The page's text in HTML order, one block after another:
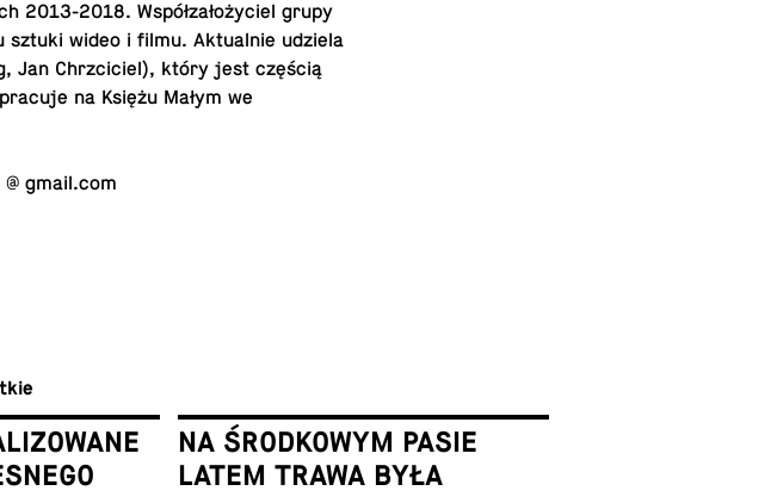
2013-2018. Współ­za­ło­ży­ciel grupy
wideo i filmu. Ak­tu­al­nie udziela
Jan Chrzci­ciel), który jest częścią
na Księżu Małym we
gmail.com
NA ŚRODKOWYM PASIE
LATEM TRAWA BYŁA